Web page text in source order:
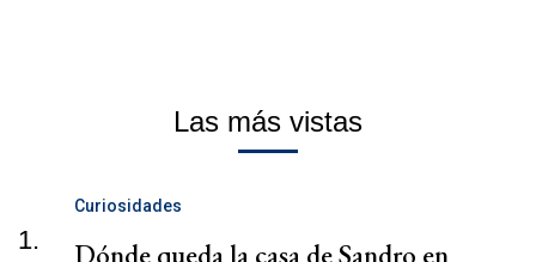
Las más vistas
1.
Curiosidades